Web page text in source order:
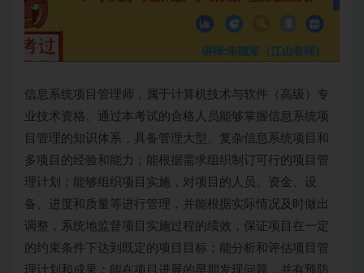
信息系统项目管理师 ，属于计算机技术与软件（高级）专
业技术资格。通过本考试的合格人员能够掌握信息系统项
目管理的知识体系，具备管理大型、复杂信息系统项目和
多项目的经验和能力；能根据需求组织制订可行的项目管
理计划；能够组织项目实施，对项目的人员、资金、设
备、进度和质量等进行管理，并能根据实际情况及时做出
调整，系统地监督项目实施过程的绩效，保证项目在一定
的约束条件下达到既定的项目目标；能分析和评估项目管
理计划和成果；能在项目进展的早期发现问题，并有预防